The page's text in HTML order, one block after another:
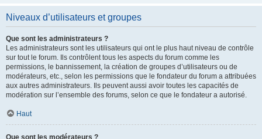
Niveaux d’utilisateurs et groupes
Que sont les administrateurs ?
Les administrateurs sont les utilisateurs qui ont le plus haut niveau de contrôle
sur tout le forum. Ils contrôlent tous les aspects du forum comme les
permissions, le bannissement, la création de groupes d’utilisateurs ou de
modérateurs, etc., selon les permissions que le fondateur du forum a attribuées
aux autres administrateurs. Ils peuvent aussi avoir toutes les capacités de
modération sur l’ensemble des forums, selon ce que le fondateur a autorisé.
Haut
Que sont les modérateurs ?